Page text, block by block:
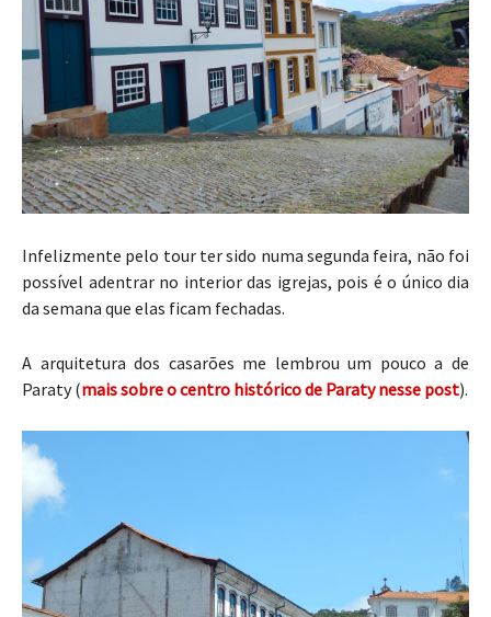
Infelizmente pelo tour ter sido numa segunda feira, não foi
possível adentrar no interior das igrejas, pois é o único dia
da semana que elas ficam fechadas.
A arquitetura dos casarões me lembrou um pouco a de
Paraty (mais sobre o centro histórico de Paraty nesse post).